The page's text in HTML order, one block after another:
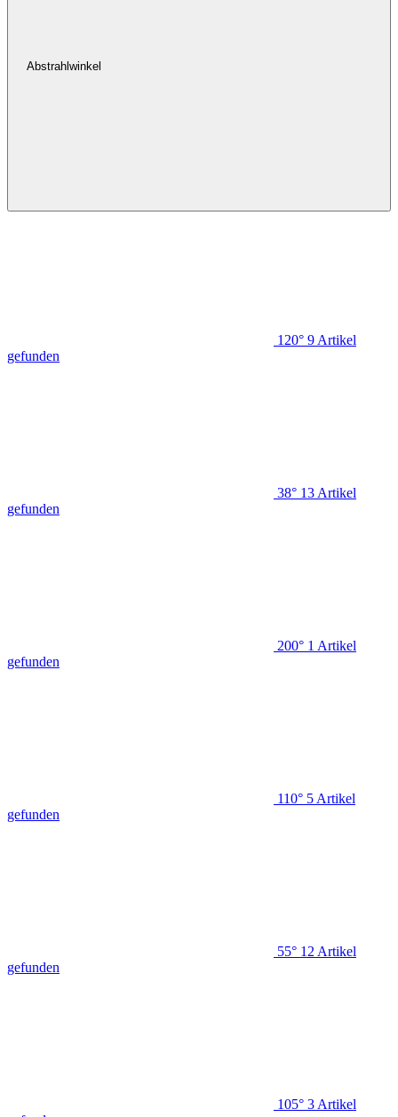
Abstrahlwinkel
120° 9 Artikel
gefunden
38° 13 Artikel
gefunden
200° 1 Artikel
gefunden
110° 5 Artikel
gefunden
55° 12 Artikel
gefunden
105° 3 Artikel